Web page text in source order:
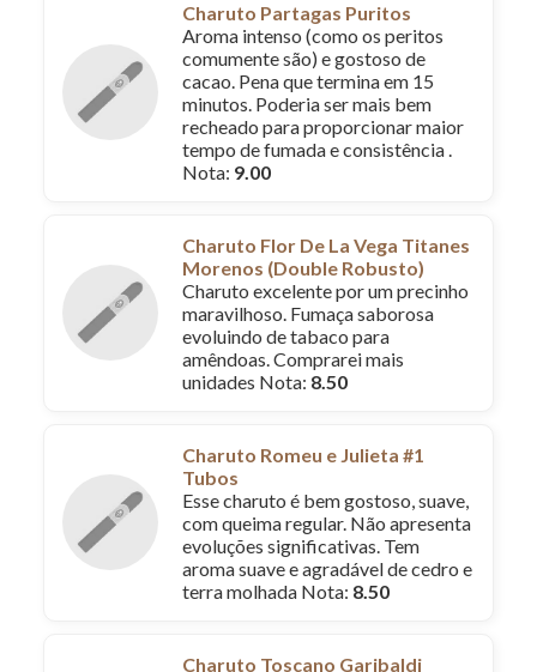
Charuto Partagas Puritos
Aroma intenso (como os peritos
comumente são) e gostoso de
cacao. Pena que termina em 15
minutos. Poderia ser mais bem
recheado para proporcionar maior
tempo de fumada e consistência .
Nota: 9.00
Charuto Flor De La Vega Titanes
Morenos (Double Robusto)
Charuto excelente por um precinho
maravilhoso. Fumaça saborosa
evoluindo de tabaco para
amêndoas. Comprarei mais
unidades Nota: 8.50
Charuto Romeu e Julieta #1
Tubos
Esse charuto é bem gostoso, suave,
com queima regular. Não apresenta
evoluções significativas. Tem
aroma suave e agradável de cedro e
terra molhada Nota: 8.50
Charuto Toscano Garibaldi